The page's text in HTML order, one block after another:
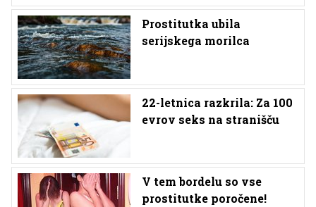
Prostitutka ubila
serijskega morilca
22-letnica razkrila: Za 100
evrov seks na stranišču
V tem bordelu so vse
prostitutke poročene!